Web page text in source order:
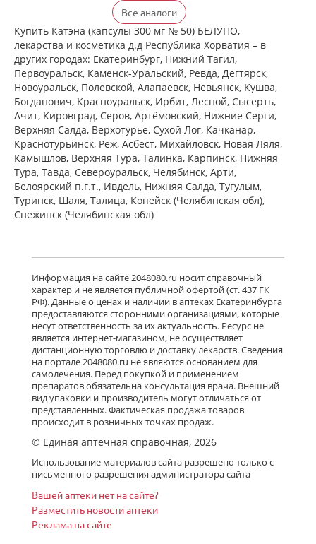
Нейронтин (капсулы 300 мг № 50)
Пфайзер Мэнюфэкчуринг Дойчленд
ГмбХ Германия Виатрис Спешиалти
ЭлЭлСи Пуэрто-Рико,США
есть в 2 аптеках
от 1 980,00 до 2 250,00
Нейронтин (капсулы 300 мг № 100)
Пфайзер Мэнюфэкчуринг Дойчленд
ГмбХ Германия Виатрис Спешиалти
ЭлЭлСи Пуэрто-Рико,США
есть в 4 аптеках
от 3 350,00 до 3 760,00
Тебантин (капсулы 300 мг № 50)
Гедеон Рихтер ОАО Венгрия Гедеон
Рихтер-Рус АО Россия
есть в 2 аптеках
Нейронтин (табл. п. плен. о. 600 мг
№ 50) Пфайзер Мэнюфэкчуринг
Дойчленд ГмбХ Германия Виатрис
Спешиалти ЭлЭлСи Пуэрто-
Рико,США
Нет в аптеках города
Нейронтин (табл. п. плен. о. 600 мг
№ 100) Пфайзер Мэнюфэкчуринг
Дойчленд ГмбХ Германия Виатрис
Спешиалти ЭлЭлСи Пуэрто-
Рико,США
есть в 1 аптеках
от 5 680,00 до 5 680,00
Гедеон Рихтер ОАО Венгрия Гедеон
Рихтер-Рус АО Россия
есть в 4 аптеках
от 2 735,00 до 3 600,00
Все аналоги
Купить Катэна (капсулы 300 мг № 50) БЕЛУПО,
лекарства и косметика д.д Республика Хорватия – в
других городах: Екатеринбург, Нижний Тагил,
Первоуральск, Каменск-Уральский, Ревда, Дегтярск,
Новоуральск, Полевской, Алапаевск, Невьянск, Кушва,
Богданович, Красноуральск, Ирбит, Лесной, Сысерть,
Ачит, Кировград, Серов, Артёмовский, Нижние Cерги,
Верхняя Салда, Верхотурье, Сухой Лог, Качканар,
Краснотурьинск, Реж, Асбест, Михайловск, Новая Ляля,
Камышлов, Верхняя Тура, Талинка, Карпинск, Нижняя
Тура, Тавда, Североуральск, Челябинск, Арти,
Белоярский п.г.т., Ивдель, Нижняя Салда, Тугулым,
Туринск, Шаля, Талица, Копейск (Челябинская обл),
Снежинск (Челябинская обл)
Информация на сайте 2048080.ru носит справочный
характер и не является публичной офертой (ст. 437 ГК
РФ). Данные о ценах и наличии в аптеках Екатеринбурга
предоставляются сторонними организациями, которые
несут ответственность за их актуальность. Ресурс не
является интернет-магазином, не осуществляет
дистанционную торговлю и доставку лекарств. Сведения
на портале 2048080.ru не являются основанием для
самолечения. Перед покупкой и применением
препаратов обязательна консультация врача. Внешний
вид упаковки и производитель могут отличаться от
представленных. Фактическая продажа товаров
происходит в розничных точках продаж.
© Единая аптечная справочная, 2026
Использование материалов сайта разрешено только с
письменного разрешения администратора сайта
Вашей аптеки нет на сайте?
Разместить новости аптеки
Реклама на сайте